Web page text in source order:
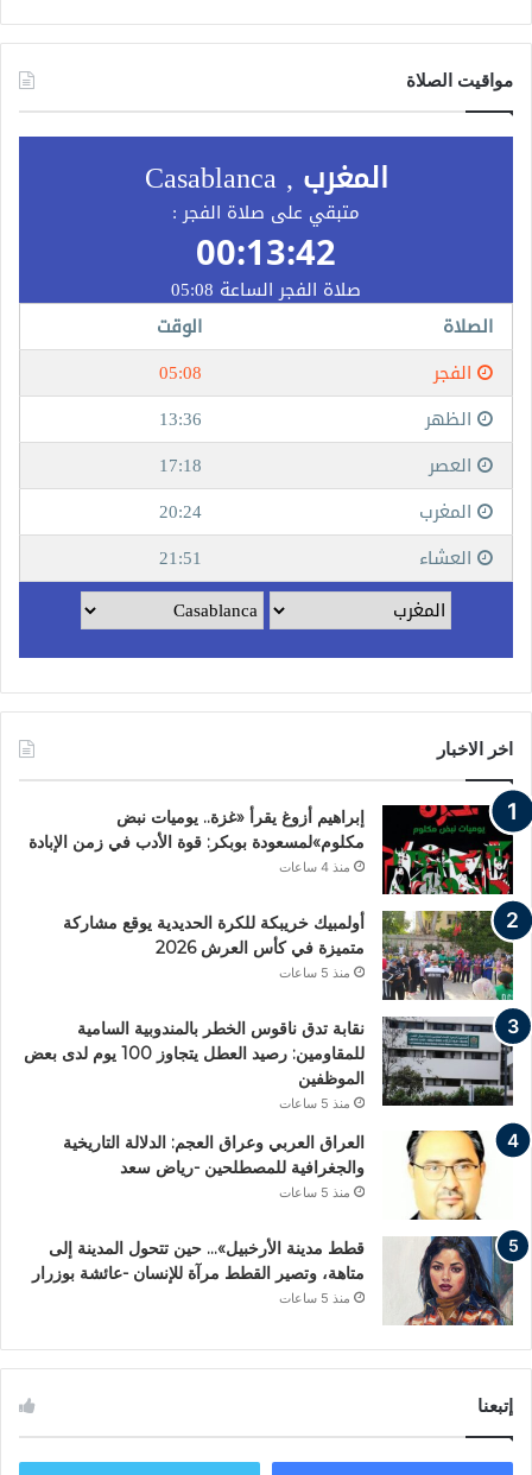
مواقيت الصلاة
اخر الاخبار
إبراهيم أزوغ يقرأ «غزة.. يوميات نبض
مكلوم»لمسعودة بوبكر: قوة الأدب في زمن الإبادة
منذ 4 ساعات
أولمبيك خريبكة للكرة الحديدية يوقع مشاركة
متميزة في كأس العرش 2026
منذ 5 ساعات
نقابة تدق ناقوس الخطر بالمندوبية السامية
للمقاومين: رصيد العطل يتجاوز 100 يوم لدى بعض
الموظفين
منذ 5 ساعات
العراق العربي وعراق العجم: الدلالة التاريخية
والجغرافية للمصطلحين -رياض سعد
منذ 5 ساعات
قطط مدينة الأرخبيل»… حين تتحول المدينة إلى
متاهة، وتصير القطط مرآة للإنسان -عائشة بوزرار
منذ 5 ساعات
إتبعنا